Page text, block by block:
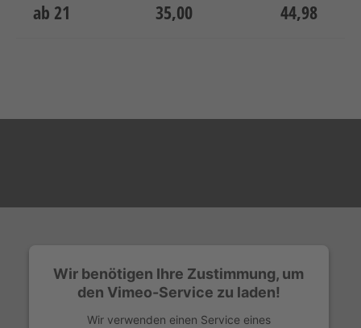
ab 21 35,00 44,98
Wir benötigen Ihre Zustimmung, um
den Vimeo-Service zu laden!
Wir verwenden einen Service eines